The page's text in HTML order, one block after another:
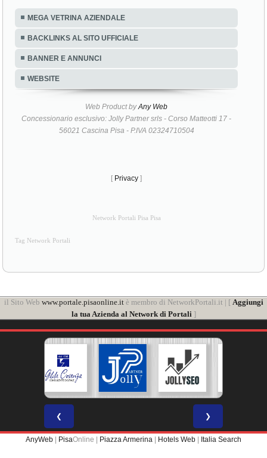
MEGA VETRINA AZIENDALE
BACKLINKS AL SITO UFFICIALE
BANNER E ANNUNCI
WEBSITE
Web Product byAny Web
Concessionario esclusivo: Jolly Partner srls - Corso Matteotti 17 -
56021 Cascina Pisa - P.IVA 02324710504
[ Privacy ]
Network Portali Pisa Pisa
Tag Network Portali
il Sito Web www.portale.pisaonline.itè membro di NetworkPortali.it | [ Aggiungi
la tua Azienda al Network di Portali]
❮ ❯
AnyWeb PisaOnline | Piazza Armerina Hotels Web Italia Search